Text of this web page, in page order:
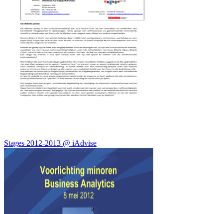
Stages 2012-2013 @ iAdvise